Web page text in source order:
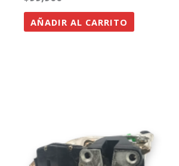
AÑADIR AL CARRITO